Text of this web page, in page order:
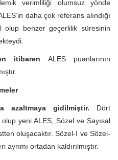
verimliliği olumsuz yönde
daha çok referans alındığı
olup benzer geçerlilik süresinin
itibaren ALES puanlarının
azaltmaya gidilmiştir. Dört
yeni ALES, Sözel ve Sayısal
oluşacaktır. Sözel-I ve Sözel-
ortadan kaldırılmıştır.